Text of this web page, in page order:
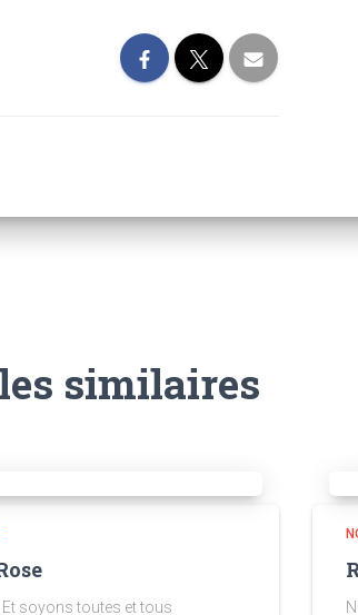
similaires
Et soyons toutes et tous